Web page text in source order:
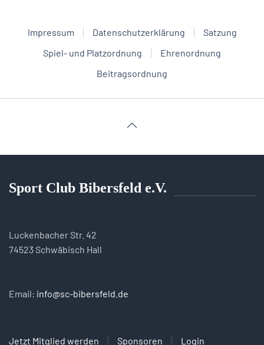
Impressum Datenschutzerklärung
Satzung
Spiel- und Platzordnung
Ehrenordnung
Beitragsordnung
Sport Club Bibersfeld e.V.
Luckenbacher Str. 42
74523 Schwäbisch Hall
Email: info@sc-bibersfeld.de
Jetzt Mitglied werden Sponsoren Login